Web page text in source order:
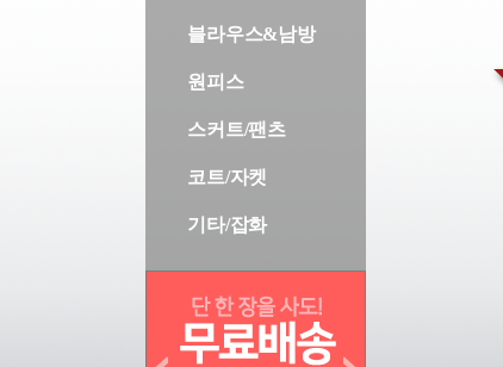
블라우스&남방
원피스
스커트/팬츠
코트/자켓
기타/잡화